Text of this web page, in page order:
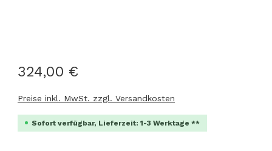
324,00 €
Preise inkl. MwSt. zzgl. Versandkosten
Sofort verfügbar, Lieferzeit: 1-3 Werktage **